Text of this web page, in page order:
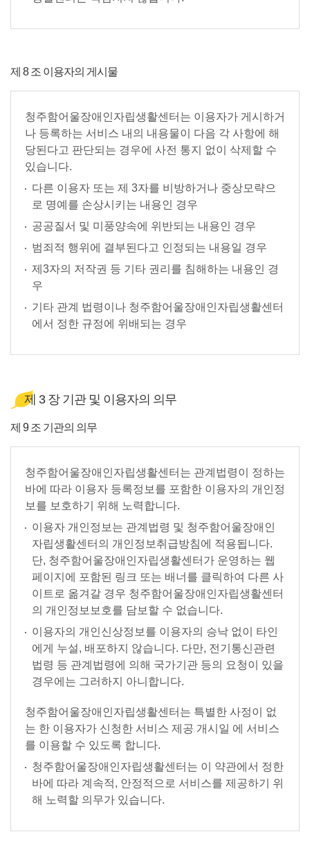
제 8 조 이용자의 게시물
청주함어울장애인자립생활센터는 이용자가 게시하거
나 등록하는 서비스 내의 내용물이 다음 각 사항에 해
당된다고 판단되는 경우에 사전 통지 없이 삭제할 수
있습니다.
다른 이용자 또는 제 3자를 비방하거나 중상모략으
로 명예를 손상시키는 내용인 경우
공공질서 및 미풍양속에 위반되는 내용인 경우
범죄적 행위에 결부된다고 인정되는 내용일 경우
제3자의 저작권 등 기타 권리를 침해하는 내용인 경
우
기타 관계 법령이나 청주함어울장애인자립생활센터
에서 정한 규정에 위배되는 경우
제 3 장 기관 및 이용자의 의무
제 9 조 기관의 의무
청주함어울장애인자립생활센터는 관계법령이 정하는
바에 따라 이용자 등록정보를 포함한 이용자의 개인정
보를 보호하기 위해 노력합니다.
이용자 개인정보는 관계법령 및 청주함어울장애인
자립생활센터의 개인정보취급방침에 적용됩니다.
단, 청주함어울장애인자립생활센터가 운영하는 웹
페이지에 포함된 링크 또는 배너를 클릭하여 다른 사
이트로 옮겨갈 경우 청주함어울장애인자립생활센터
의 개인정보보호를 담보할 수 없습니다.
이용자의 개인신상정보를 이용자의 승낙 없이 타인
에게 누설, 배포하지 않습니다. 다만, 전기통신관련
법령 등 관계법령에 의해 국가기관 등의 요청이 있을
경우에는 그러하지 아니합니다.
청주함어울장애인자립생활센터는 특별한 사정이 없
는 한 이용자가 신청한 서비스 제공 개시일 에 서비스
를 이용할 수 있도록 합니다.
청주함어울장애인자립생활센터는 이 약관에서 정한
바에 따라 계속적, 안정적으로 서비스를 제공하기 위
해 노력할 의무가 있습니다.